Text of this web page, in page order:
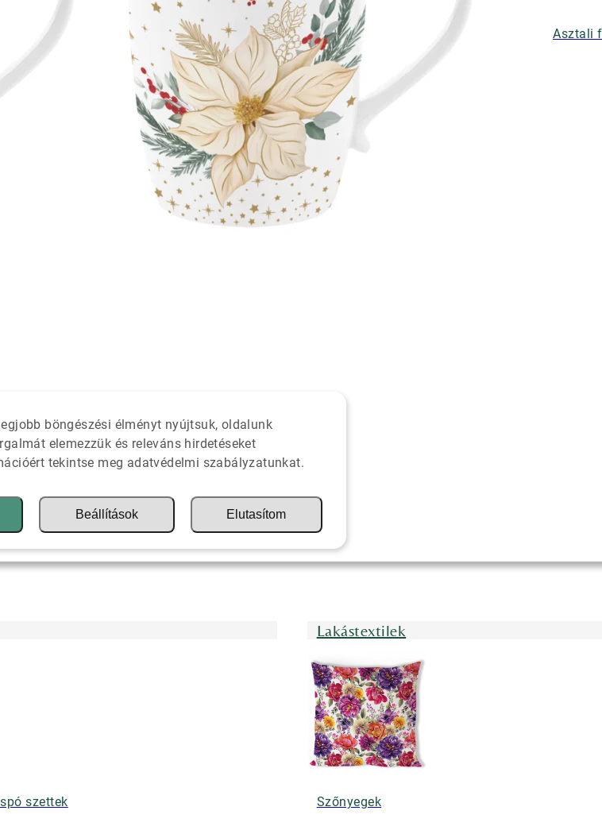
Asztali
szettek
Lakástextilek
Szőnyegek
böngészési élményt nyújtsuk, oldalunk
elemezzük és releváns hirdetéseket
tekintse meg adatvédelmi szabályzatunkat.
Beállítások Elutasítom